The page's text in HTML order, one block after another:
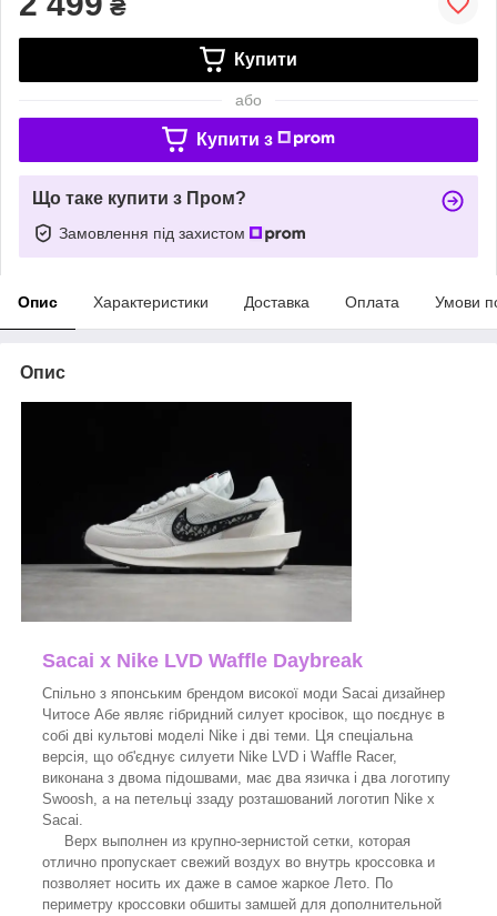
₴
Купити
або
Купити з
Що таке купити з Пром?
Замовлення під захистом
Опис Характеристики Доставка Оплата Умови
Опис
Sacai x Nike LVD Waffle Daybreak
Спільно з японським брендом високої моди Sacai дизайнер
Читосе Абе являє гібридний силует кросівок, що поєднує в
собі дві культові моделі Nike і дві теми. Ця спеціальна
версія, що об'єднує силуети Nike LVD і Waffle Racer,
виконана з двома підошвами, має два язичка і два логотипу
Swoosh, а на петельці ззаду розташований логотип Nike x
Sacai.
Верх выполнен из крупно-зернистой сетки, которая
отлично пропускает свежий воздух во внутрь кроссовка и
позволяет носить их даже в самое жаркое Лето. По
периметру кроссовки обшиты замшей для дополнительной